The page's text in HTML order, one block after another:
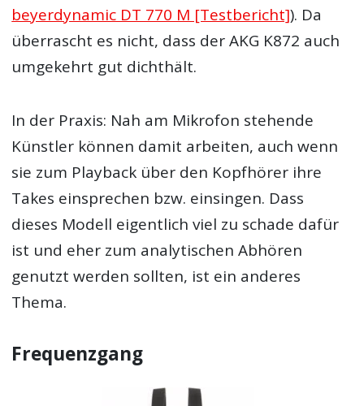
beyerdynamic DT 770 M [Testbericht]). Da
überrascht es nicht, dass der AKG K872 auch
umgekehrt gut dichthält.
In der Praxis: Nah am Mikrofon stehende
Künstler können damit arbeiten, auch wenn
sie zum Playback über den Kopfhörer ihre
Takes einsprechen bzw. einsingen. Dass
dieses Modell eigentlich viel zu schade dafür
ist und eher zum analytischen Abhören
genutzt werden sollten, ist ein anderes
Thema.
Frequenzgang